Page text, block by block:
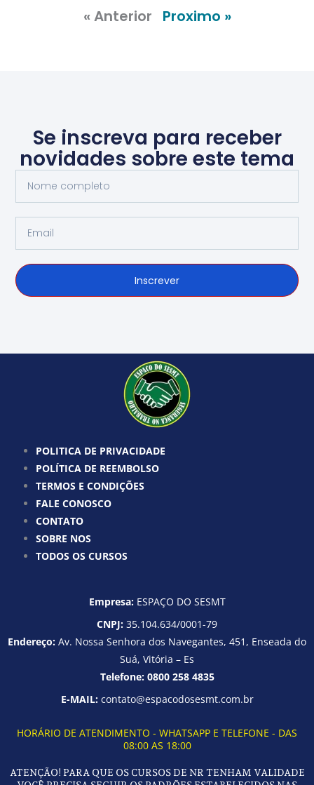
« Anterior Proximo »
Se inscreva para receber
novidades sobre este tema
Inscrever
POLITICA DE PRIVACIDADE
POLÍTICA DE REEMBOLSO
TERMOS E CONDIÇÕES
FALE CONOSCO
CONTATO
SOBRE NOS
TODOS OS CURSOS
Empresa:ESPAÇO DO SESMT
CNPJ: 35.104.634/0001-79
Endereço: Av. Nossa Senhora dos Navegantes, 451, Enseada do
Suá, Vitória – Es
Telefone: 0800 258 4835
E-MAIL: contato@espacodosesmt.com.br
HORÁRIO DE ATENDIMENTO - WHATSAPP E TELEFONE - DAS
08:00 AS 18:00
ATENÇÃO! PARA QUE OS CURSOS DE NR TENHAM VALIDADE